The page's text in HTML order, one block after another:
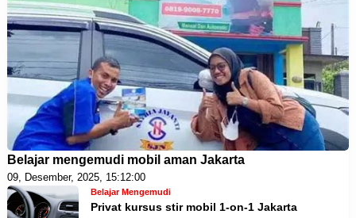
Belajar mengemudi mobil aman Jakarta
09, Desember, 2025, 15:12:00
Belajar Mengemudi
Privat kursus stir mobil 1-on-1 Jakarta